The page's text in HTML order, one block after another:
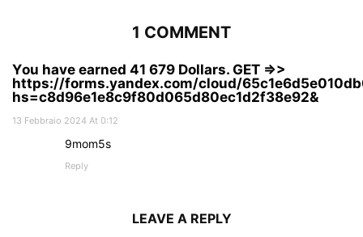
1 COMMENT
Yоu hаvе еаrnеd 41 679 Dollars. GЕТ =>>
https://forms.yandex.com/cloud/
hs=c8d96e1e8c9f80d065d80ec1d2f38e92&
13 Febbraio 2024 At 0:12
9mom5s
Reply
LEAVE A REPLY